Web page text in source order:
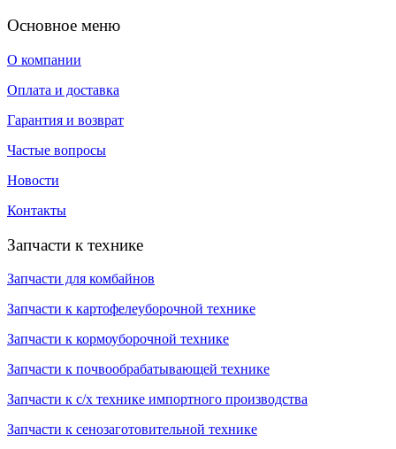
Основное меню
О компании
Оплата и доставка
Гарантия и возврат
Частые вопросы
Новости
Контакты
Запчасти к технике
Запчасти для комбайнов
Запчасти к картофелеуборочной технике
Запчасти к кормоуборочной технике
Запчасти к почвообрабатывающей технике
Запчасти к с/х технике импортного производства
Запчасти к сенозаготовительной технике